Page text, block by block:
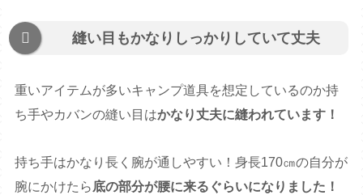
縫い目もかなりしっかりしていて丈夫
重いアイテムが多いキャンプ道具を想定しているのか持
ち手やカバンの縫い目はかなり丈夫に縫われています！
持ち手はかなり長く腕が通しやすい！身長170㎝の自分が
腕にかけたら底の部分が腰に来るぐらいになりました！